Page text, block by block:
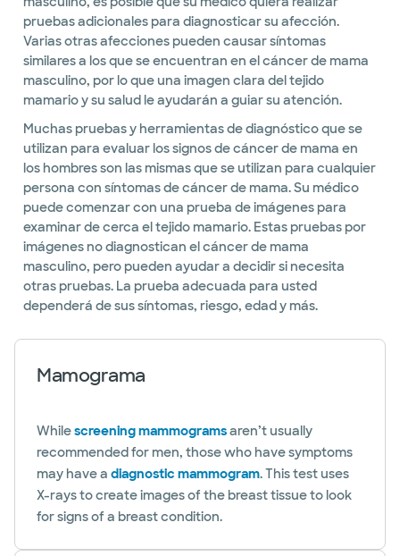
Obesidad
Exposición
a la
Condiciones
testiculares
pruebas adicionales para diagnosticar su afección.
Varias otras afecciones pueden causar síntomas
similares a los que se encuentran en el cáncer de mama
masculino, por lo que una imagen clara del tejido
mamario y su salud le ayudarán a guiar su atención.
Muchas pruebas y herramientas de diagnóstico que se
utilizan para evaluar los signos de cáncer de mama en
los hombres son las mismas que se utilizan para cualquier
persona con síntomas de cáncer de mama. Su médico
puede comenzar con una prueba de imágenes para
examinar de cerca el tejido mamario. Estas pruebas por
imágenes no diagnostican el cáncer de mama
masculino, pero pueden ayudar a decidir si necesita
otras pruebas. La prueba adecuada para usted
dependerá de sus síntomas, riesgo, edad y más.
Mamograma
Whilescreening mammogramsaren’t usually
recommended for men, those who have symptoms
may have a diagnostic mammogram. This test uses
X-rays to create images of the breast tissue to look
for signs of a breast condition.